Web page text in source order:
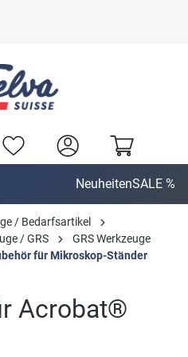
NeuheitenSALE %
/ Bedarfsartikel
/ GRS
GRS Werkzeuge
für Mikroskop-Ständer
Acrobat®